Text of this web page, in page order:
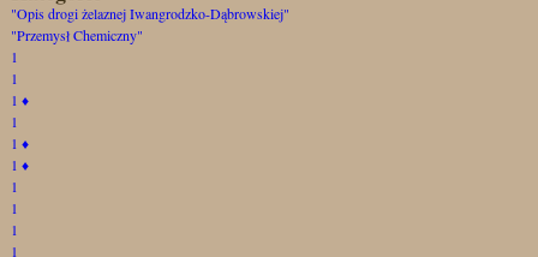
"Opis drogi żelaznej Iwangrodzko-Dąbrowskiej"
"Przemysł Chemiczny"
1
1
1 ♦
1
1 ♦
1 ♦
1
1
1
1